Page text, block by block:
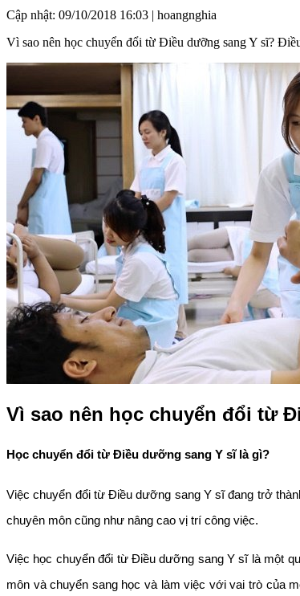
Cập nhật: 09/10/2018 16:03 | hoangnghia
Vì sao nên học chuyển đổi từ Điều dưỡng sang Y sĩ?
Vì sao nên học chuyển đổi từ
Học chuyển đổi từ Điều dưỡng sang Y sĩ là gì?
Việc chuyển đổi từ Điều dưỡng sang Y sĩ đang trở
chuyên môn cũng như nâng cao vị trí công việc.
Việc học chuyển đổi từ Điều dưỡng sang Y sĩ là một
môn và chuyển sang học và làm việc với vai trò của